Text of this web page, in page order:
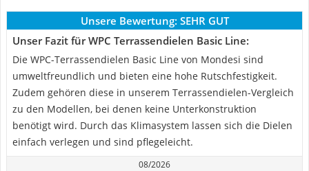
Unsere Bewertung: SEHR GUT
Unser Fazit für WPC Terrassendielen Basic Line:
Die WPC-Terrassendielen Basic Line von Mondesi sind
umweltfreundlich und bieten eine hohe Rutschfestigkeit.
Zudem gehören diese in unserem Terrassendielen-Vergleich
zu den Modellen, bei denen keine Unterkonstruktion
benötigt wird. Durch das Klimasystem lassen sich die Dielen
einfach verlegen und sind pflegeleicht.
08/2026